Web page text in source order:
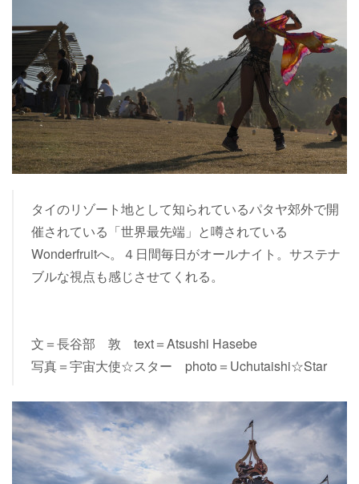
タイのリゾート地として知られているパタヤ郊外で開
催されている「世界最先端」と噂されている
Wonderfruitへ。４日間毎日がオールナイト。サステナ
ブルな視点も感じさせてくれる。
文＝長谷部 敦 text＝Atsushi Hasebe
写真＝宇宙大使☆スター photo＝Uchutaishi☆Star